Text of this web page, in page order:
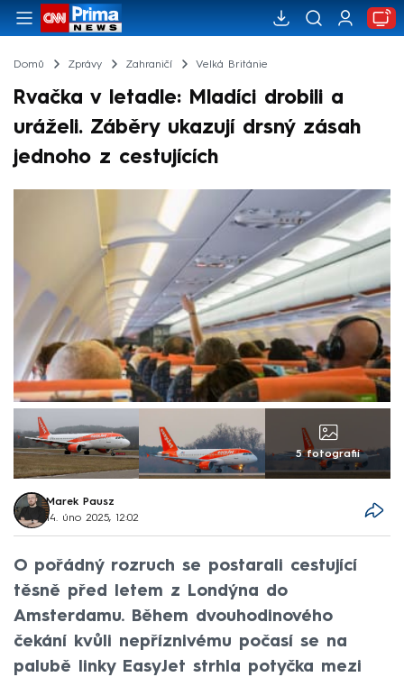
Domů Zprávy Zahraničí Velká Británie
Rvačka v letadle: Mladíci drobili a
uráželi. Záběry ukazují drsný zásah
jednoho z cestujících
5 fotografií
Marek Pausz
14. úno 2025, 12:02
O pořádný rozruch se postarali cestující
těsně před letem z Londýna do
Amsterdamu. Během dvouhodinového
čekání kvůli nepříznivému počasí se na
palubě linky EasyJet strhla potyčka mezi